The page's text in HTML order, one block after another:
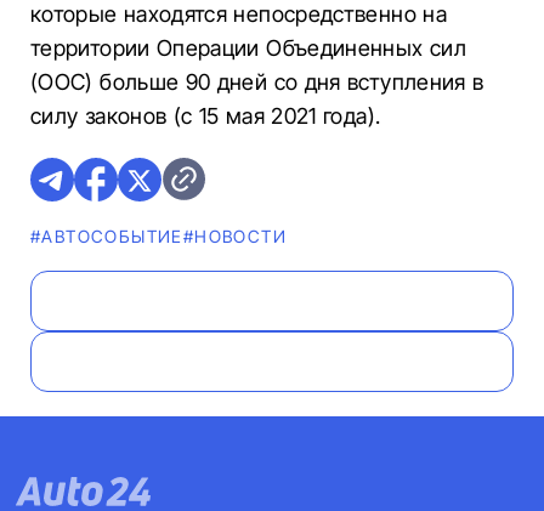
которые находятся непосредственно на
территории Операции Объединенных сил
(ООС) больше 90 дней со дня вступления в
силу законов (с 15 мая 2021 года).
#АВТОСОБЫТИЕ#НОВОСТИ